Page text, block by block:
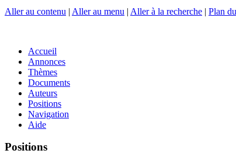
Aller au contenu | Aller au menu | Aller à la recherche | Plan
Accueil
Annonces
Thèmes
Documents
Auteurs
Positions
Navigation
Aide
Positions